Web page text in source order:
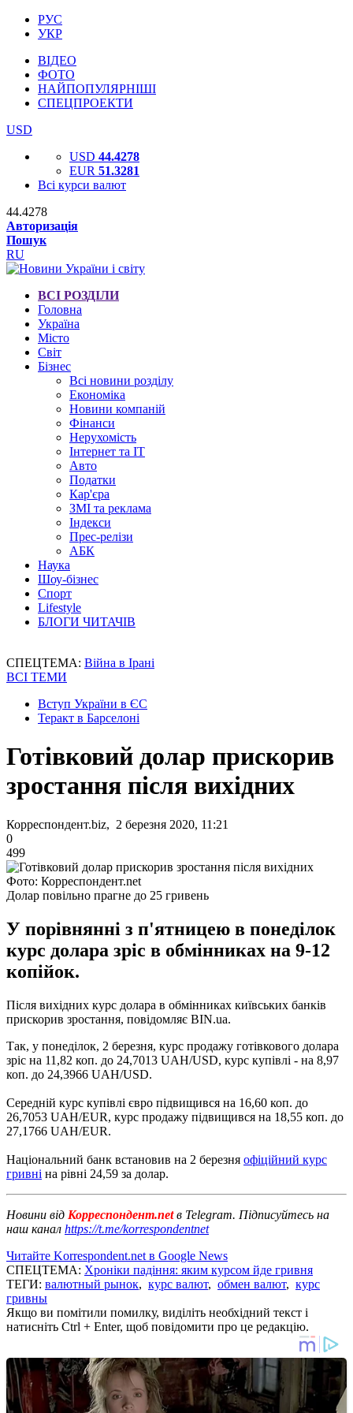
РУС
УКР
ВІДЕО
ФОТО
НАЙПОПУЛЯРНІШІ
СПЕЦПРОЕКТИ
USD
USD 44.4278
EUR 51.3281
Всі курси валют
44.4278
Авторизація
Пошук
RU
ВСІ РОЗДІЛИ
Головна
Україна
Місто
Світ
Бізнес
Всі новини розділу
Економіка
Новини компаній
Фінанси
Нерухомість
Інтернет та IT
Авто
Податки
Кар'єра
ЗМІ та реклама
Індекси
Прес-релізи
АБК
Наука
Шоу-бізнес
Спорт
Lifestyle
БЛОГИ ЧИТАЧІВ
СПЕЦТЕМА: Війна в Ірані
ВСІ ТЕМИ
Вступ України в ЄС
Теракт в Барселоні
Готівковий долар прискорив
зростання після вихідних
Корреспондент.biz, 2 березня 2020, 11:21
0
499
Фото: Корреспондент.net
Долар повільно прагне до 25 гривень
У порівнянні з п'ятницею в понеділок
курс долара зріс в обмінниках на 9-12
копійок.
Після вихідних курс долара в обмінниках київських банків
прискорив зростання, повідомляє BIN.ua.
Так, у понеділок, 2 березня, курс продажу готівкового долара
зріс на 11,82 коп. до 24,7013 UAH/USD, курс купівлі - на 8,97
коп. до 24,3966 UAH/USD.
Середній курс купівлі євро підвищився на 16,60 коп. до
26,7053 UAH/EUR, курс продажу підвищився на 18,55 коп. до
27,1766 UAH/EUR.
Національний банк встановив на 2 березня офіційний курс
гривні на рівні 24,59 за долар.
Новини від Корреспондент.netв Telegram. Підписуйтесь на
наш канал https://t.me/korrespondentnet
Читайте Korrespondent.net в Google News
СПЕЦТЕМА: Хроніки падіння: яким курсом йде гривня
ТЕГИ: валютный рынок, курс валют, обмен валют, курс
гривны
Якщо ви помітили помилку, виділіть необхідний текст і
натисніть Ctrl + Enter, щоб повідомити про це редакцію.